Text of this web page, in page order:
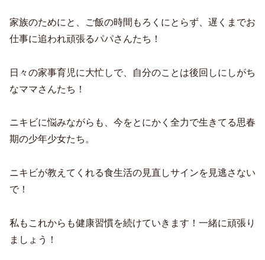
家族のためにと、ご飯の時間もろくにとらず、遅くまでお
仕事に追われ頑張るパパさんたち！
日々の家事育児に大忙しで、自分のことは後回しにしがち
なママさんたち！
ニキビに悩みながらも、今をとにかく全力で生きてる思春
期の少年少女たち。
ニキビが教えてくれる食生活の見直しサインを見逃さない
で！
私もこれからも健康習慣を続けていきます！一緒に頑張り
ましょう！